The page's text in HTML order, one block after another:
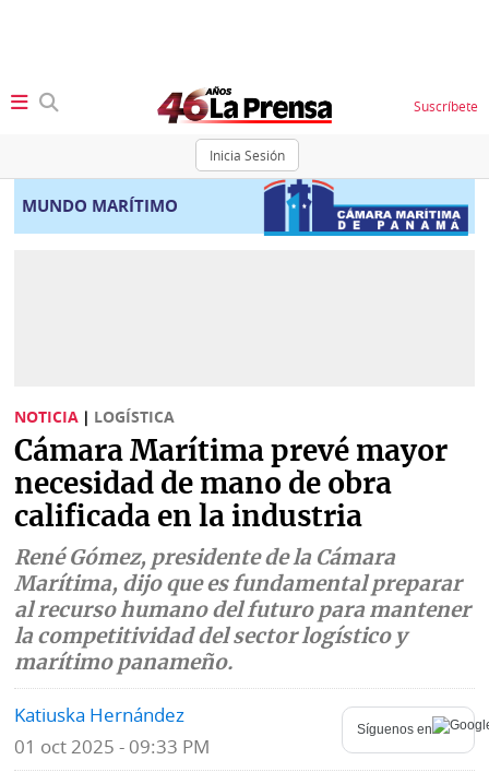
Inicia Sesión
Suscríbete
SECCIONES
Portada
Política
Economía
Mundo
Deportes
Tecnología
Ponle
Firma
BBC
Vivir+
Opinión
Blogs
Fotografías
Videos
de
MUNDO MARÍTIMO
NOTICIA | LOGÍSTICA
Cámara Marítima prevé mayor
necesidad de mano de obra
calificada en la industria
René Gómez, presidente de la Cámara
Marítima, dijo que es fundamental preparar
al recurso humano del futuro para mantener
la competitividad del sector logístico y
marítimo panameño.
Katiuska Hernández
01 oct 2025 - 09:33 PM
Síguenos en